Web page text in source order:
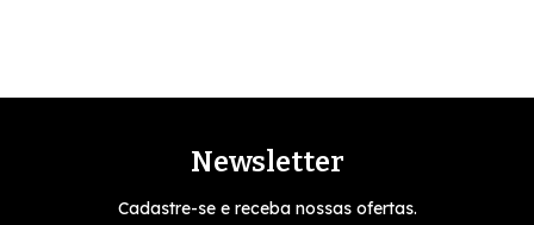
Newsletter
Cadastre-se e receba nossas ofertas.